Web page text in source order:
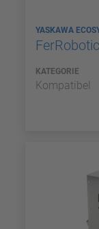
YASKAWA
KATEGORIE
Kompatibel